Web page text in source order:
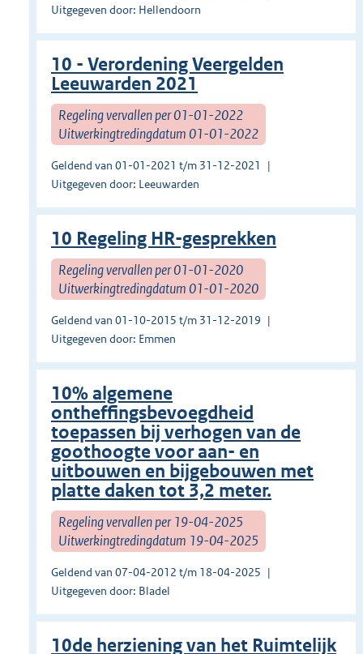
Uitgegeven door: Hellendoorn
10 - Verordening Veergelden
Leeuwarden 2021
Regeling vervallen per 01-01-2022
Uitwerkingtredingdatum 01-01-2022
Geldend van 01-01-2021 t/m 31-12-2021
Uitgegeven door: Leeuwarden
10 Regeling HR-gesprekken
Regeling vervallen per 01-01-2020
Uitwerkingtredingdatum 01-01-2020
Geldend van 01-10-2015 t/m 31-12-2019
Uitgegeven door: Emmen
10% algemene
ontheffingsbevoegdheid
toepassen bij verhogen van de
goothoogte voor aan- en
uitbouwen en bijgebouwen met
platte daken tot 3,2 meter.
Regeling vervallen per 19-04-2025
Uitwerkingtredingdatum 19-04-2025
Geldend van 07-04-2012 t/m 18-04-2025
Uitgegeven door: Bladel
10de herziening van het Ruimtelijk